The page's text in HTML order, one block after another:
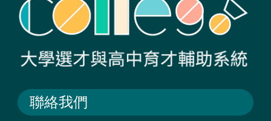
聯絡我們